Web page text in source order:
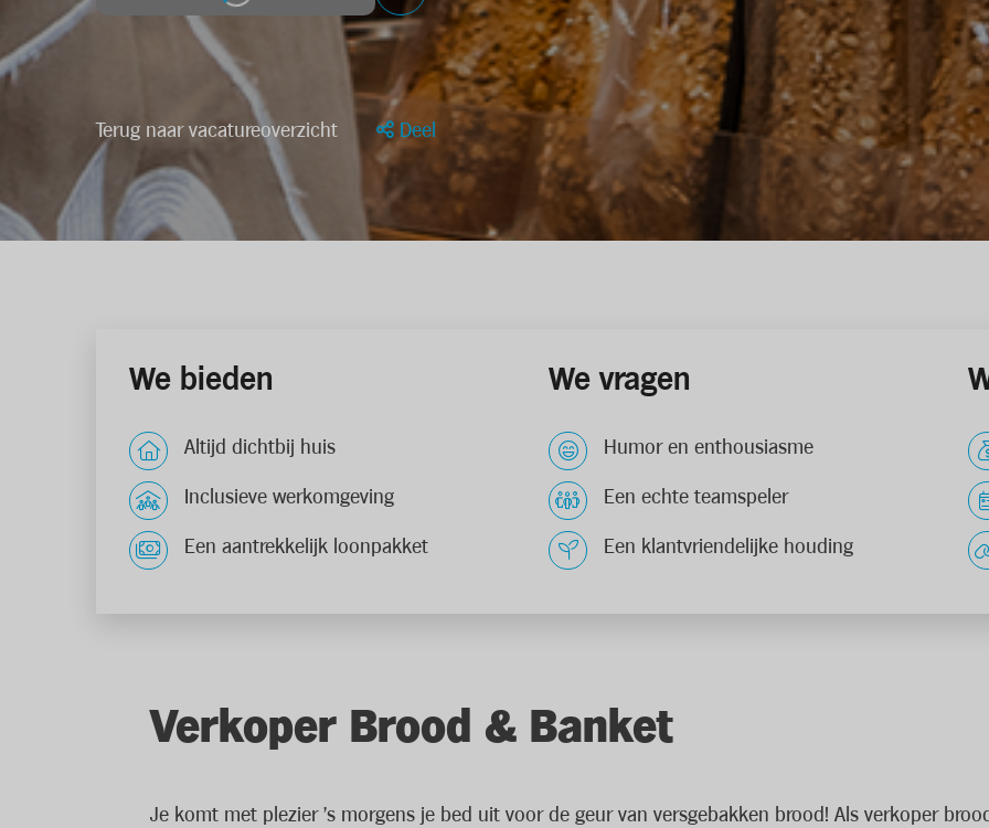
Terug naar vacatureoverzicht Deel
We bieden
Altijd dichtbij huis
Inclusieve werkomgeving
Een aantrekkelijk loonpakket
We vragen
Humor en enthousiasme
Een echte teamspeler
Een klantvriendelijke houding
Verkoper Brood & Banket
Je komt met plezier 's morgens je bed uit voor de geur van versgebakken brood! Als verkoper